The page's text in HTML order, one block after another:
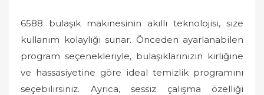
6588 bulaşık makinesinin akıllı teknolojisi, size
kullanım kolaylığı sunar. Önceden ayarlanabilen
program seçenekleriyle, bulaşıklarınızın kirliğine
ve hassasiyetine göre ideal temizlik programını
seçebilirsiniz. Ayrıca, sessiz çalışma özelliği